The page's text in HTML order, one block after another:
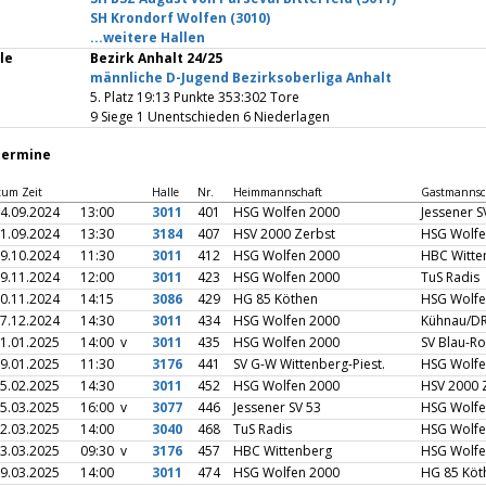
SH Krondorf Wolfen (3010)
...weitere Hallen
Bezirk Anhalt 24/25
männliche D-Jugend Bezirksoberliga Anhalt
5. Platz 19:13 Punkte 353:302 Tore
9 Siege 1 Unentschieden 6 Niederlagen
Zeit Halle Nr. Heimmannschaft
13:00 3011 401 HSG Wolfen 2000
Jessener
13:30 3184 407 HSV 2000 Zerbst
HSG
11:30 3011 412 HSG Wolfen 2000
HBC
12:00 3011 423 HSG Wolfen 2000
TuS Radis
14:15 3086 429 HG 85 Köthen
HSG
14:30 3011 434 HSG Wolfen 2000
Kühnau/
14:00 v 3011 435 HSG Wolfen 2000
SV Blau-
11:30 3176 441 SV G-W Wittenberg-Piest.
HSG
14:30 3011 452 HSG Wolfen 2000
HSV
16:00 v 3077 446 Jessener SV 53
HSG
14:00 3040 468 TuS Radis
HSG
09:30 v 3176 457 HBC Wittenberg
HSG
14:00 3011 474 HSG Wolfen 2000
HG 85